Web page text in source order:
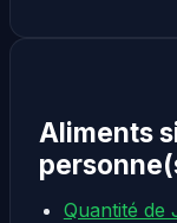
Aliments
Quantité de